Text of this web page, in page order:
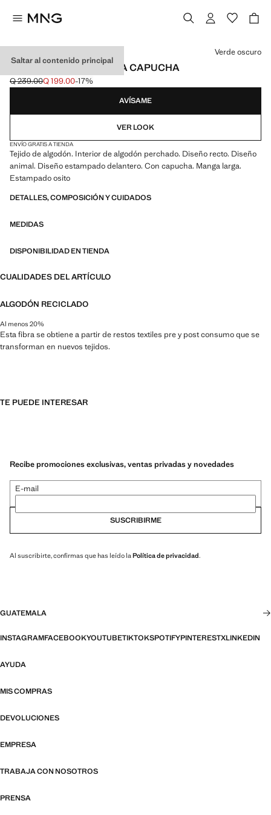
Saltar al contenido principal
SUDADERA ESTAMPADA CAPUCHA
Precio inicial tachado [Q 239.00 ]
Q 239.00
Precio actual [Q 199.00 ]
Q 199.00-17%
Selecciona un color
Verde oscuro
AVÍSAME
VER LOOK
ENVÍO GRATIS A TIENDA
Tejido de algodón. Interior de algodón perchado. Diseño recto. Diseño
animal. Diseño estampado delantero. Con capucha. Manga larga.
Estampado osito
DETALLES, COMPOSICIÓN Y CUIDADOS
MEDIDAS
DISPONIBILIDAD EN TIENDA
CUALIDADES DEL ARTÍCULO
ALGODÓN RECICLADO
Al menos 20%
Esta fibra se obtiene a partir de restos textiles pre y post consumo que se
transforman en nuevos tejidos.
TE PUEDE INTERESAR
Recibe promociones exclusivas, ventas privadas y novedades
E-mail
SUSCRIBIRME
Al suscribirte, confirmas que has leído laPolítica de privacidad.
GUATEMALA
INSTAGRAMFACEBOOKYOUTUBETIKTOKSPOTIFYPINTERESTXLINKEDIN
AYUDA
MIS COMPRAS
DEVOLUCIONES
EMPRESA
TRABAJA CON NOSOTROS
PRENSA